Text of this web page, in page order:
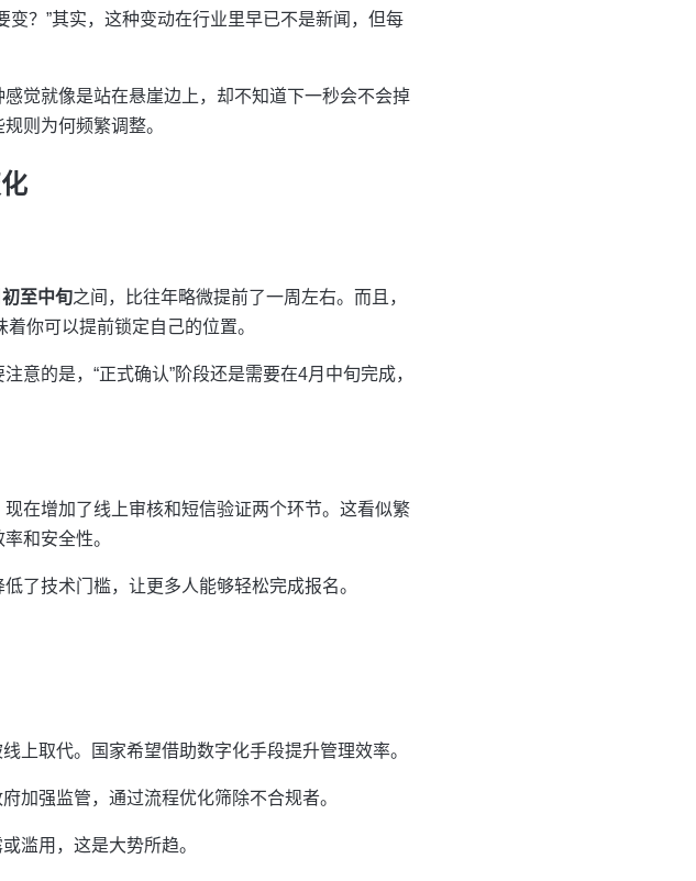
？”其实，这种变动在行业里早已不是新闻，但每
觉就像是站在悬崖边上，却不知道下一秒会不会掉
则为何频繁调整。
至中旬之间，比往年略微提前了一周左右。而且，
你可以提前锁定自己的位置。
意的是，“正式确认”阶段还是需要在4月中旬完成，
在增加了线上审核和短信验证两个环节。这看似繁
和安全性。
了技术门槛，让更多人能够轻松完成报名。
上取代。国家希望借助数字化手段提升管理效率。
加强监管，通过流程优化筛除不合规者。
滥用，这是大势所趋。